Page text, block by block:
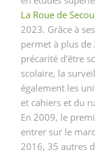
La Roue de
2023. Grâce à
permet à plus
précarité d’être
scolaire, la
également les
et cahiers et du
En 2009, le
entrer sur le
2016, 35 autres